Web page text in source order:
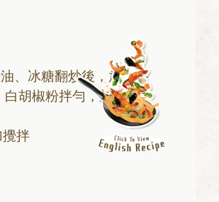
、冰糖翻炒後，放雞件
胡椒粉拌勻，加蓋以小
拌